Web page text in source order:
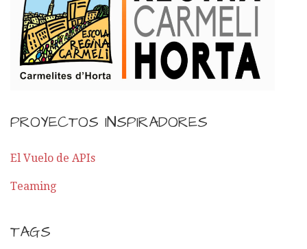
PROYECTOS INSPIRADORES
El Vuelo de APIs
Teaming
TAGS